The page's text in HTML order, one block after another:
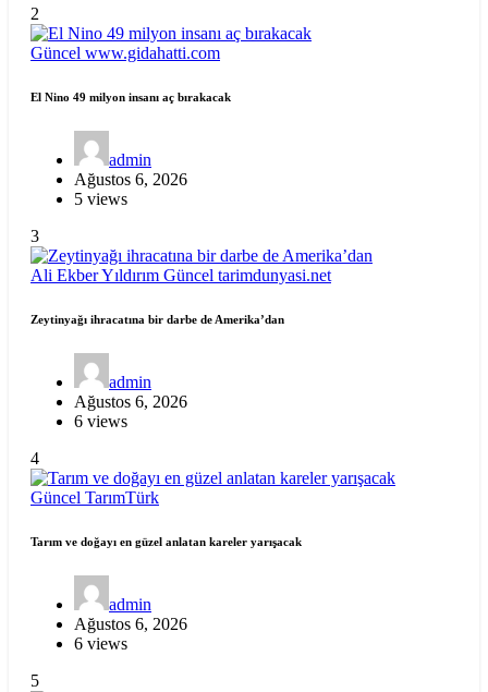
2
Güncel www.gidahatti.com
El Nino 49 milyon insanı aç bırakacak
admin
Ağustos 6, 2026
5 views
3
Ali Ekber Yıldırım Güncel tarimdunyasi.net
Zeytinyağı ihracatına bir darbe de Amerika’dan
admin
Ağustos 6, 2026
6 views
4
Güncel TarımTürk
Tarım ve doğayı en güzel anlatan kareler yarışacak
admin
Ağustos 6, 2026
6 views
5